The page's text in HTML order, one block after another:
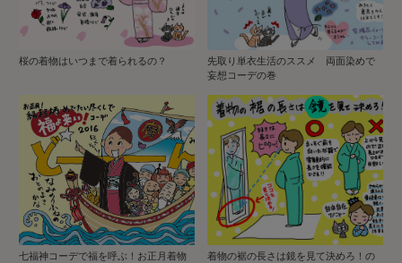
桜の着物はいつまで着られるの？
先取り単衣生活のススメ 両面染めで
妄想コーデの巻
七福神コーデで福を呼ぶ！お正月着物
着物の裾の長さは鏡を見て決めろ！の